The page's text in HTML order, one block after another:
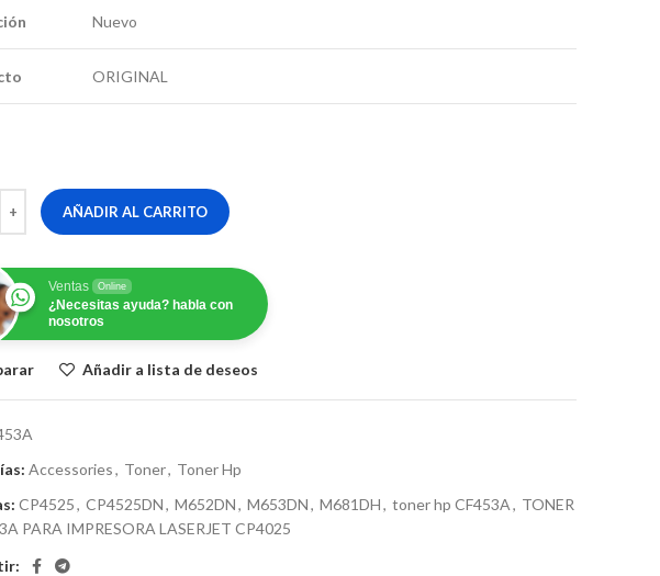
Nuevo
ORIGINAL
AÑADIR AL CARRITO
Ventas Online
¿Necesitas ayuda? habla con
nosotros
Añadir a lista de deseos
Accessories, Toner, Toner Hp
CP4525, CP4525DN, M652DN, M653DN, M681DH, toner hp CF453A, TONER
PARA IMPRESORA LASERJET CP4025